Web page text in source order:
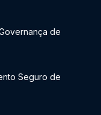
de
Seguro de